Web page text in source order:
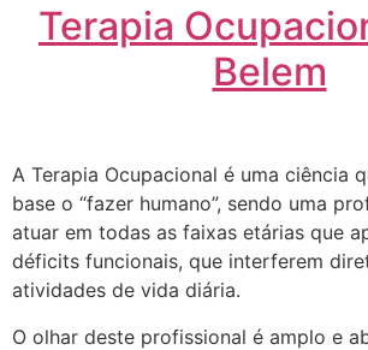
Terapia
Belem
A Terapia Ocupacional é uma ciência
base o “fazer humano”, sendo uma
atuar em todas as faixas etárias que
déficits funcionais, que interferem
atividades de vida diária.
O olhar deste profissional é amplo e